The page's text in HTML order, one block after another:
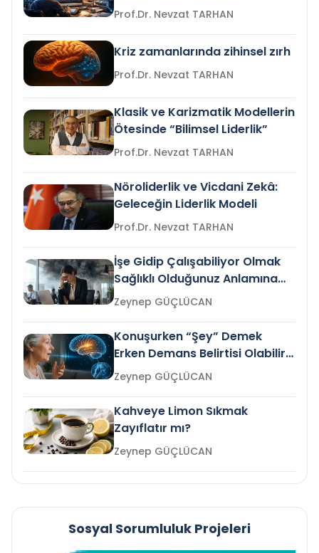
Prof.Dr. Nevzat TARHAN
Kriz zamanlarında zihinsel zırh
Prof.Dr. Nevzat TARHAN
Klasik ve Karizmatik Modellerin
Ötesinde “Bilimsel Liderlik”
Prof.Dr. Nevzat TARHAN
Nöroliderlik ve Vicdani Zekâ:
Geleceğin Liderlik Modeli
Prof.Dr. Nevzat TARHAN
İşe Gidip Çalışabiliyor Olmak
Sağlıklı Olduğunuz Anlamına
Gelir mi?Zeynep GÜÇLÜCAN
Konuşurken “Şey” Demek
Erken Demans Belirtisi Olabilir
mi?
Zeynep GÜÇLÜCAN
Kahveye Limon Sıkmak
Zayıflatır mı?
Zeynep GÜÇLÜCAN
Sosyal Sorumluluk Projeleri